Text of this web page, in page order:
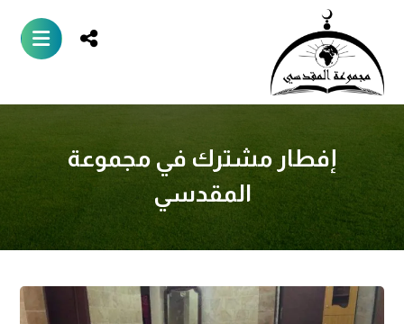
إفطار مشترك في مجموعة
المقدسي